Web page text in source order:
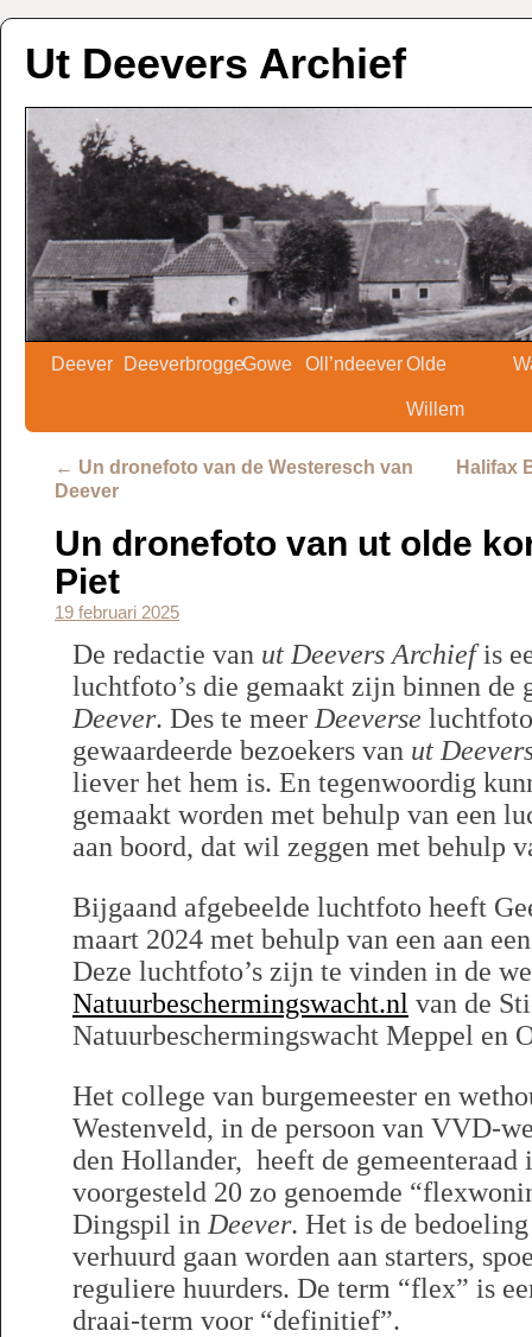
Ut Deevers Archief
Deever DeeverbroggeGowe Oll’ndeeverOlde
Willem
← Un dronefoto van de Westeresch van
Deever
Halifax
Un dronefoto van ut olde
Piet
19 februari 2025
De redactie van ut Deevers Archiefis
luchtfoto’s die gemaakt zijn binnen de
Deever. Des te meer Deeverse
gewaardeerde bezoekers van ut
liever het hem is. En tegenwoordig
gemaakt worden met behulp van een
aan boord, dat wil zeggen met behulp
Bijgaand afgebeelde luchtfoto heeft
maart 2024 met behulp van een aan
Deze luchtfoto’s zijn te vinden in de
Natuurbeschermingswacht.nl van de
Natuurbeschermingswacht Meppel en
Het college van burgemeester en
Westenveld, in de persoon van VVD-
den Hollander, heeft de gemeenteraad
voorgesteld 20 zo genoemde
Dingspil in Deever. Het is de
verhuurd gaan worden aan starters,
reguliere huurders. De term “flex” is
draai-term voor “definitief”.